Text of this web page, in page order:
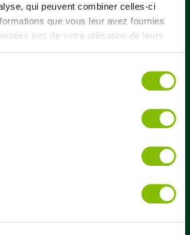
qui peuvent combiner celles-ci
que vous leur avez fournies
lors de votre utilisation de leurs
ardéchoise familiale qui bénéficie d’une
de plus de 400 ans, elle est l’une des eaux
les plus emblématiques.